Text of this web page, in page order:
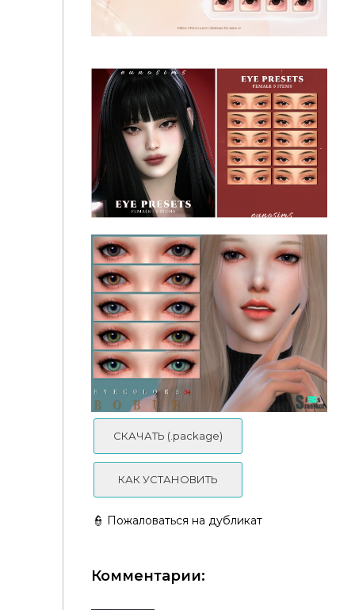
EYE PRESET 01-51 REMODEL 2026 - Simtonee
euno eye preset 6-10
Глаза 34 от bobur32
СКАЧАТЬ (.package)
КАК УСТАНОВИТЬ
👮 Пожаловаться на дубликат
Комментарии: